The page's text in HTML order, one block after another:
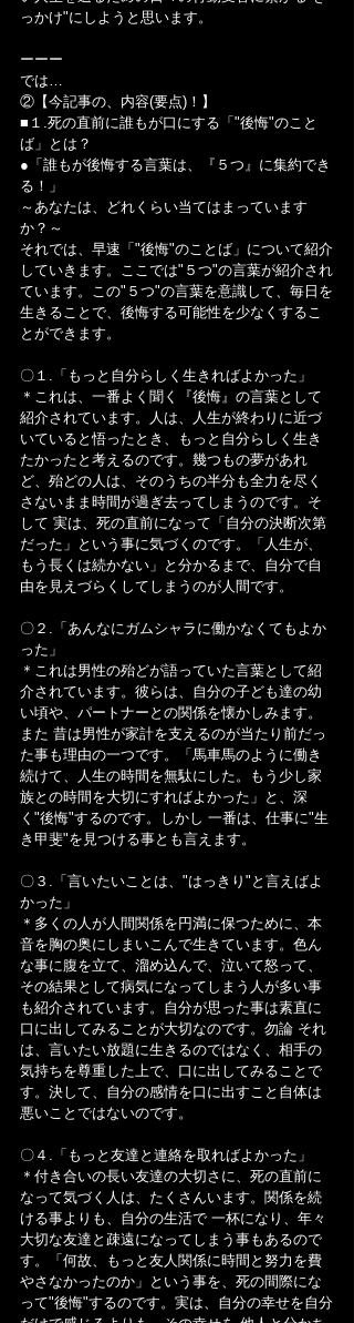
っかけ"にしようと思います。
ーーー
では…
②【今記事の、内容(要点)！】
■１.死の直前に誰もが口にする「"後悔"のこと
ば」とは？
●「誰もが後悔する言葉は、『５つ』に集約でき
る！」
～あなたは、どれくらい当てはまっています
か？～
それでは、早速「"後悔"のことば」について紹介
していきます。ここでは"５つ"の言葉が紹介され
ています。この"５つ"の言葉を意識して、毎日を
生きることで、後悔する可能性を少なくするこ
とができます。
〇１.「もっと自分らしく生きればよかった」
＊これは、一番よく聞く『後悔』の言葉として
紹介されています。人は、人生が終わりに近づ
いていると悟ったとき、もっと自分らしく生き
たかったと考えるのです。幾つもの夢があれ
ど、殆どの人は、そのうちの半分も全力を尽く
さないまま時間が過ぎ去ってしまうのです。そ
して 実は、死の直前になって「自分の決断次第
だった」という事に気づくのです。「人生が、
もう長くは続かない」と分かるまで、自分で自
由を見えづらくしてしまうのが人間です。
〇２.「あんなにガムシャラに働かなくてもよか
った」
＊これは男性の殆どが語っていた言葉として紹
介されています。彼らは、自分の子ども達の幼
い頃や、パートナーとの関係を懐かしみます。
また 昔は男性が家計を支えるのが当たり前だっ
た事も理由の一つです。「馬車馬のように働き
続けて、人生の時間を無駄にした。もう少し家
族との時間を大切にすればよかった」と、深
く"後悔"するのです。しかし 一番は、仕事に"生
き甲斐"を見つける事とも言えます。
〇３.「言いたいことは、"はっきり"と言えばよ
かった」
＊多くの人が人間関係を円満に保つために、本
音を胸の奥にしまいこんで生きています。色ん
な事に腹を立て、溜め込んで、泣いて怒って、
その結果として病気になってしまう人が多い事
も紹介されています。自分が思った事は素直に
口に出してみることが大切なのです。勿論 それ
は、言いたい放題に生きるのではなく、相手の
気持ちを尊重した上で、口に出してみることで
す。決して、自分の感情を口に出すこと自体は
悪いことではないのです。
〇４.「もっと友達と連絡を取ればよかった」
＊付き合いの長い友達の大切さに、死の直前に
なって気づく人は、たくさんいます。関係を続
ける事よりも、自分の生活で 一杯になり、年々
大切な友達と疎遠になってしまう事もあるので
す。「何故、もっと友人関係に時間と努力を費
やさなかったのか」という事を、死の間際にな
って"後悔"するのです。実は、自分の幸せを自分